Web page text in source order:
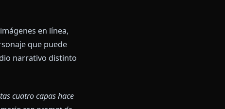
de persona se lee como una
cómo reaccionaría el
antiguos y